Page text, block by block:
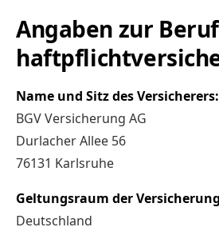
Angaben zur
Name und Sitz des Versicherers:
BGV Versicherung AG
Durlacher Allee 56
76131 Karlsruhe
Geltungsraum der
Deutschland